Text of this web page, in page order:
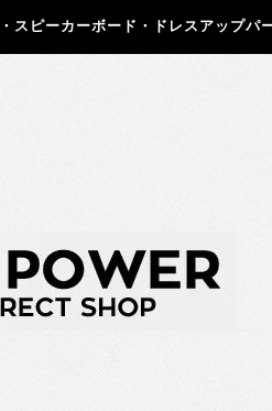
ピーカーボード・ドレスアップパ